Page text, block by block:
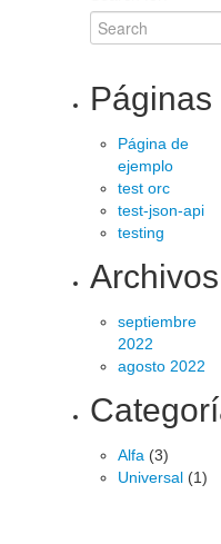
Páginas
Página de
ejemplo
test orc
test-json-api
testing
Archivos
septiembre
2022
agosto 2022
Alfa (3)
Universal (1)